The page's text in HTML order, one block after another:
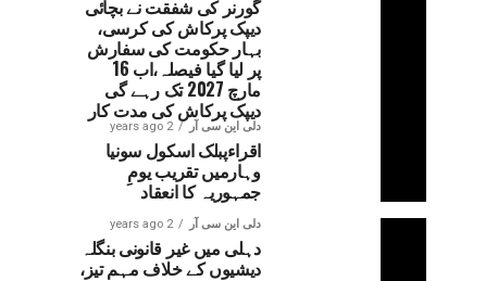
گورنر کی شفقت نے بچائی
دیپک پرکاش کی کرسی،
بہار حکومت کی سفارش
پر لیا گیا فیصلہ،اب 16
مارچ 2027 تک رہے گی
دیپک پرکاش کی مدت کار
دلی این سی آر 2 years ago
اقراءپبلک اسکول سونیا
وہارمیں تقریب یومِ
جمہوریہ کا انعقاد
دلی این سی آر 2 years ago
دہلی میں غیر قانونی بنگلہ
دیشیوں کے خلاف مہم تیز،